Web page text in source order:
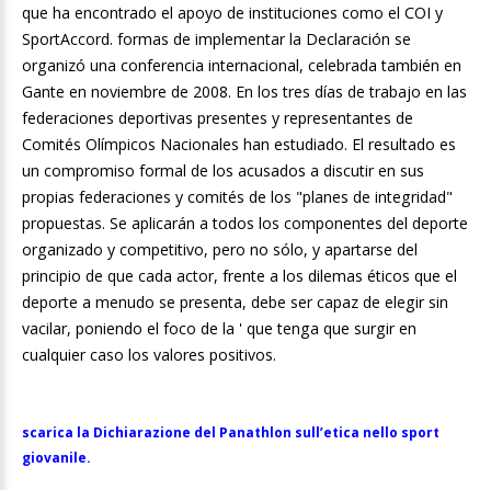
que ha encontrado el apoyo de instituciones como el COI y
SportAccord. formas de implementar la Declaración se
organizó una conferencia internacional, celebrada también en
Gante en noviembre de 2008. En los tres días de trabajo en las
federaciones deportivas presentes y representantes de
Comités Olímpicos Nacionales han estudiado. El resultado es
un compromiso formal de los acusados ​​a discutir en sus
propias federaciones y comités de los "planes de integridad"
propuestas. Se aplicarán a todos los componentes del deporte
organizado y competitivo, pero no sólo, y apartarse del
principio de que cada actor, frente a los dilemas éticos que el
deporte a menudo se presenta, debe ser capaz de elegir sin
vacilar, poniendo el foco de la ' que tenga que surgir en
cualquier caso los valores positivos.
scarica la Dichiarazione del Panathlon sull’etica nello sport
giovanile.